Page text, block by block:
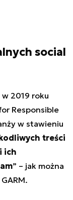
social
2019 roku
Responsible
w stawieniu
treści
ich
” – jak można
GARM.